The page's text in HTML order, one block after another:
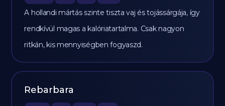
A hollandi mártás szinte tiszta vaj és tojássárgája, így
rendkívül magas a kalóriatartalma. Csak nagyon
ritkán, kis mennyiségben fogyaszd.
Rebarbara